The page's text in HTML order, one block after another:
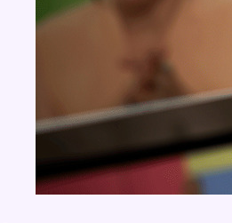
Aucun concours pour le moment